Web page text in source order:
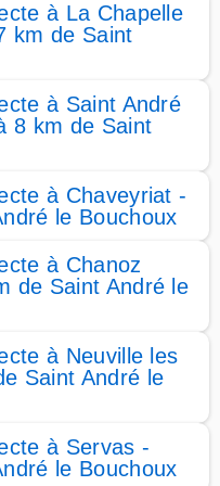
à La Chapelle
km de Saint
à Saint André
8 km de Saint
à Chaveyriat -
le Bouchoux
à Chanoz
de Saint André le
à Neuville les
Saint André le
à Servas -
le Bouchoux